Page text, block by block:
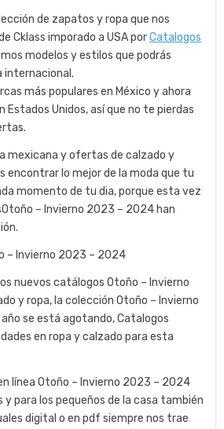
de zapatos y ropa que nos
Cklass imporado a USA porCatalogos
modelos y estilos que podrás
internacional.
más populares en México y ahora
Estados Unidos, así que no te pierdas
mexicana y ofertas de calzado y
encontrar lo mejor de la moda que tu
momento de tu dia, porque esta vez
– Invierno 2023 – 2024 han
– Invierno 2023 – 2024
nuevos catálogos Otoño – Invierno
y ropa, la colección Otoño – Invierno
se está agotando, Catalogos
en ropa y calzado para esta
línea Otoño – Invierno 2023 – 2024
y para los pequeños de la casa también
digital o en pdf siempre nos trae